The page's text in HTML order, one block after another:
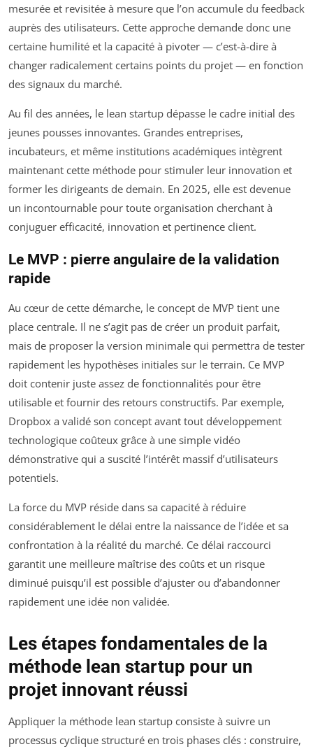
mesurée et revisitée à mesure que l’on accumule du feedback
auprès des utilisateurs. Cette approche demande donc une
certaine humilité et la capacité à pivoter — c’est-à-dire à
changer radicalement certains points du projet — en fonction
des signaux du marché.
Au fil des années, le lean startup dépasse le cadre initial des
jeunes pousses innovantes. Grandes entreprises,
incubateurs, et même institutions académiques intègrent
maintenant cette méthode pour stimuler leur innovation et
former les dirigeants de demain. En 2025, elle est devenue
un incontournable pour toute organisation cherchant à
conjuguer efficacité, innovation et pertinence client.
Le MVP : pierre angulaire de la validation
rapide
Au cœur de cette démarche, le concept de MVP tient une
place centrale. Il ne s’agit pas de créer un produit parfait,
mais de proposer la version minimale qui permettra de tester
rapidement les hypothèses initiales sur le terrain. Ce MVP
doit contenir juste assez de fonctionnalités pour être
utilisable et fournir des retours constructifs. Par exemple,
Dropbox a validé son concept avant tout développement
technologique coûteux grâce à une simple vidéo
démonstrative qui a suscité l’intérêt massif d’utilisateurs
potentiels.
La force du MVP réside dans sa capacité à réduire
considérablement le délai entre la naissance de l’idée et sa
confrontation à la réalité du marché. Ce délai raccourci
garantit une meilleure maîtrise des coûts et un risque
diminué puisqu’il est possible d’ajuster ou d’abandonner
rapidement une idée non validée.
Les étapes fondamentales de la
méthode lean startup pour un
projet innovant réussi
Appliquer la méthode lean startup consiste à suivre un
processus cyclique structuré en trois phases clés : construire,